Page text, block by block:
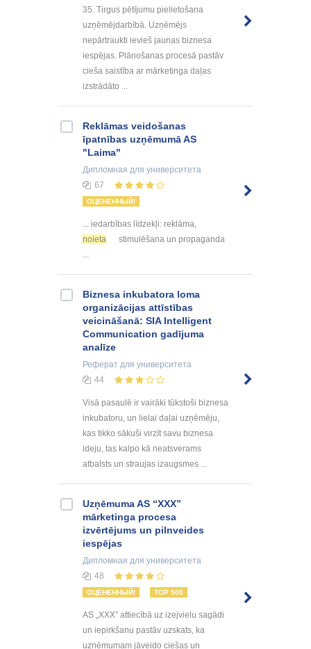
35. Tirgus pētījumu pielietošana
uzņēmējdarbībā. Uzņēmējs
nepārtraukti ievieš jaunas biznesa
iespējas. Plānošanas procesā pastāv
cieša saistība ar mārketinga daļas
izstrādāto ...
Reklāmas veidošanas
īpatnības uzņēmumā AS
"Laima"
Дипломная для университета
67
ОЦЕНЕННЫЙ!
... iedarbības līdzekļi: reklāma,
noieta
stimulēšana un propaganda
...
Biznesa inkubatora loma
organizācijas attīstības
veicināšanā: SIA Intelligent
Communication gadījuma
analīze
Реферат для университета
44
Visā pasaulē ir vairāki tūkstoši biznesa
inkubatoru, un lielai daļai uzņēmēju,
kas tikko sākuši virzīt savu biznesa
ideju, tas kalpo kā neatsverams
atbalsts un straujas izaugsmes ...
Uzņēmuma AS “XXX”
mārketinga procesa
izvērtējums un pilnveides
iespējas
Дипломная для университета
48
ОЦЕНЕННЫЙ! TOP 500
AS „XXX” attiecībā uz izejvielu sagādi
un iepirkšanu pastāv uzskats, ka
uzņēmumam jāveido ciešas un